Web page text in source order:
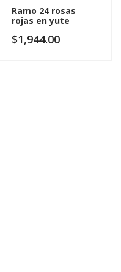
Ramo 24 rosas
rojas en yute
$1,944.00